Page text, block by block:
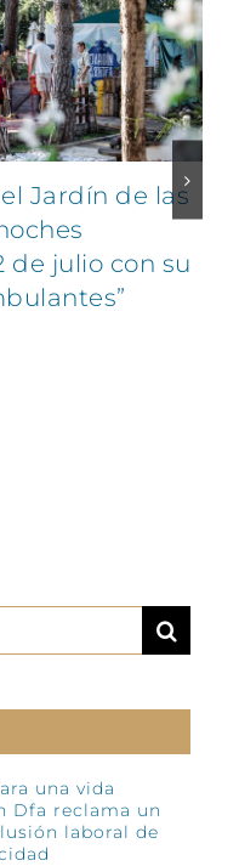
Jardín de las
de julio con su
una vida
Dfa reclama un
laboral de